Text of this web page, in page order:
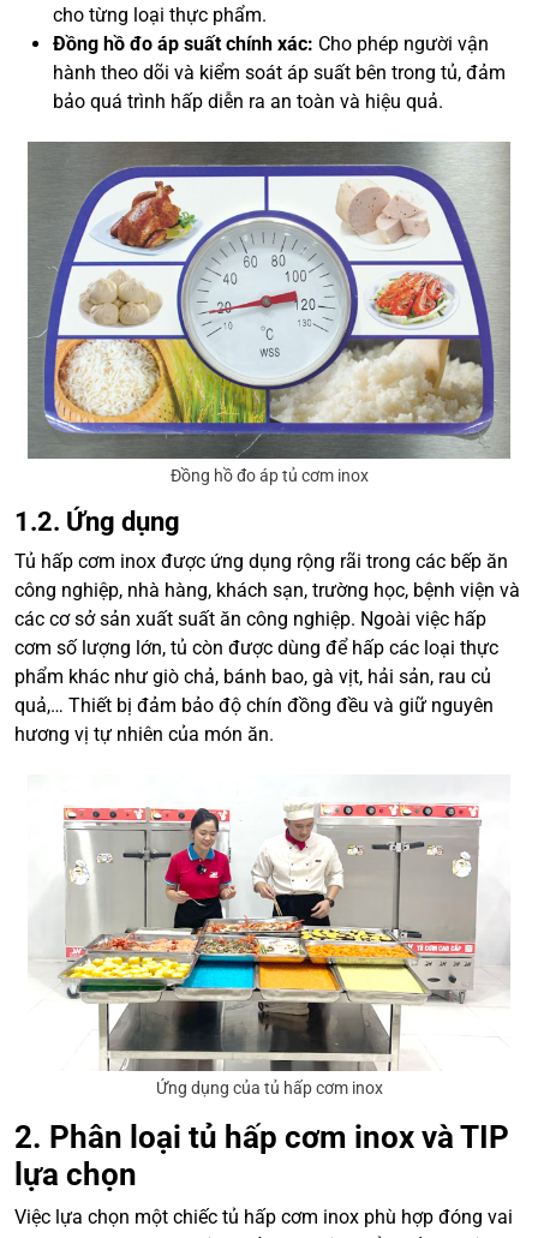
cho từng loại thực phẩm.
Đồng hồ đo áp suất chính xác: Cho phép người vận
hành theo dõi và kiểm soát áp suất bên trong tủ, đảm
bảo quá trình hấp diễn ra an toàn và hiệu quả.
Đồng hồ đo áp tủ cơm inox
1.2. Ứng dụng
Tủ hấp cơm inox được ứng dụng rộng rãi trong các bếp ăn
công nghiệp, nhà hàng, khách sạn, trường học, bệnh viện và
các cơ sở sản xuất suất ăn công nghiệp. Ngoài việc hấp
cơm số lượng lớn, tủ còn được dùng để hấp các loại thực
phẩm khác như giò chả, bánh bao, gà vịt, hải sản, rau củ
quả,… Thiết bị đảm bảo độ chín đồng đều và giữ nguyên
hương vị tự nhiên của món ăn.
Ứng dụng của tủ hấp cơm inox
2. Phân loại tủ hấp cơm inox và TIP
lựa chọn
Việc lựa chọn một chiếc tủ hấp cơm inox phù hợp đóng vai